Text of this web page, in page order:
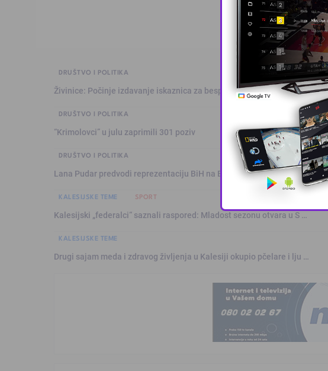
DRUŠTVO I POLITIKA
Živinice: Počinje izdavanje iskaznica za besplatan prevoz
DRUŠTVO I POLITIKA
“Krimolovci” u julu zaprimili 301 poziv
DRUŠTVO I POLITIKA
Lana Pudar predvodi reprezentaciju BiH na Evropskom prvenstvu u Parizu
KALESIJSKE TEME SPORT
Kalesijski „federalci“ saznali raspored: Mladost sezonu otvara u S …
KALESIJSKE TEME
Drugi sajam meda i zdravog življenja u Kalesiji okupio pčelare i lju …